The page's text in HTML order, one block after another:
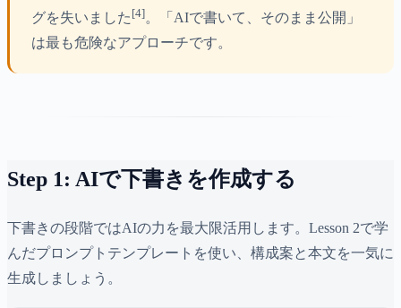
グを失いました [4]。「AIで書いて、そのまま公開」
は最も危険なアプローチです。
Step 1: AIで下書きを作成する
下書きの段階ではAIの力を最大限活用します。Lesson 2で学
んだプロンプトテンプレートを使い、構成案と本文を一気に
生成しましょう。